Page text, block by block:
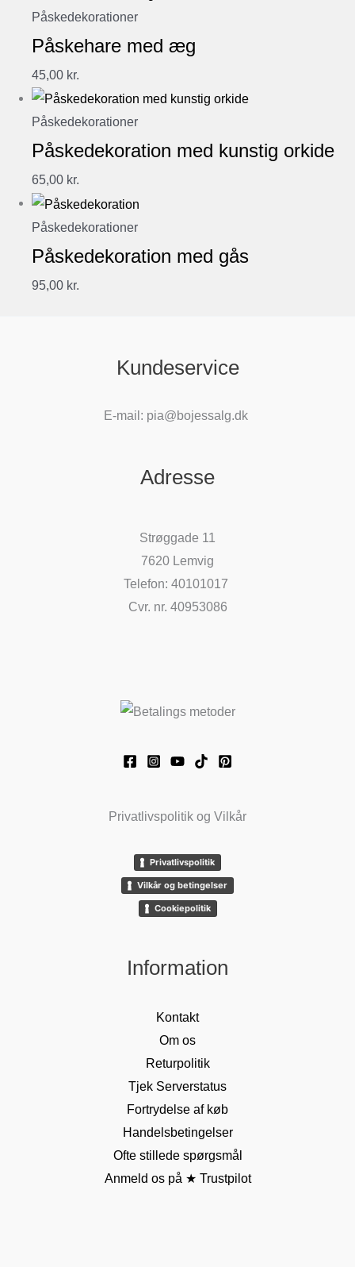
Påskedekorationer
Påskehare med æg
45,00 kr.
Påskedekorationer
Påskedekoration med kunstig orkide
65,00 kr.
Påskedekorationer
Påskedekoration med gås
95,00 kr.
Kundeservice
E-mail: pia@bojessalg.dk
Adresse
Strøggade 11
7620 Lemvig
Telefon: 40101017
Cvr. nr. 40953086
Privatlivspolitik og Vilkår
Privatlivspolitik
Vilkår og betingelser
Cookiepolitik
Information
Kontakt
Om os
Returpolitik
Tjek Serverstatus
Fortrydelse af køb
Handelsbetingelser
Ofte stillede spørgsmål
Anmeld os på ★ Trustpilot